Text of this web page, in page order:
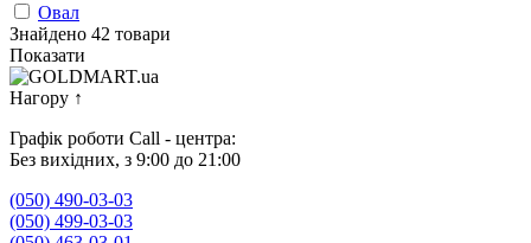
Овал
Знайдено 42 товари
Показати
Нагору ↑
Графік роботи Call - центра:
Без вихідних, з 9:00 до 21:00
(050) 490-03-03
(050) 499-03-03